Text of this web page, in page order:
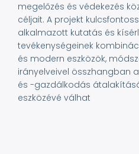
megelőzés és védekezés
céljait. A projekt
alkalmazott kutatás és
tevékenységeinek
és modern eszközök,
irányelveivel összhangban
és -gazdálkodás
eszközévé válhat